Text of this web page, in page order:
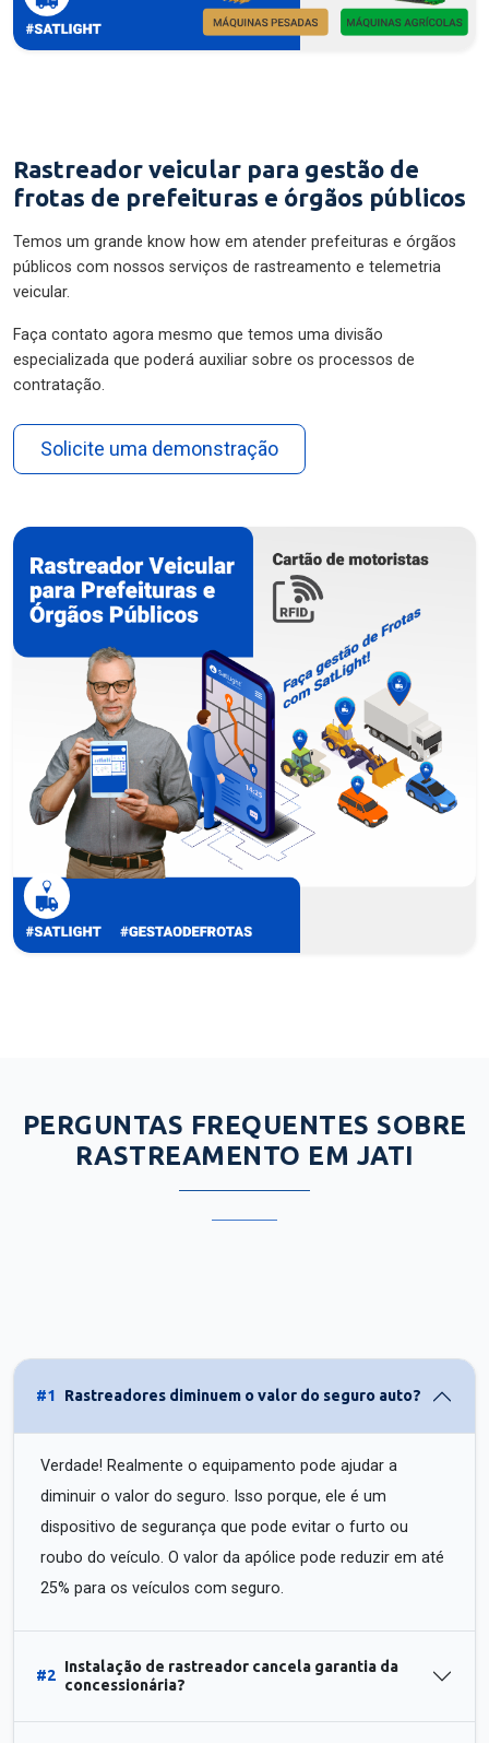
Rastreador veicular para gestão de
frotas de prefeituras e órgãos públicos
Temos um grande know how em atender prefeituras e órgãos
públicos com nossos serviços de rastreamento e telemetria
veicular.
Faça contato agora mesmo que temos uma divisão
especializada que poderá auxiliar sobre os processos de
contratação.
Solicite uma demonstração
PERGUNTAS FREQUENTES SOBRE
RASTREAMENTO EM JATI
#1 Rastreadores diminuem o valor do seguro auto?
Verdade! Realmente o equipamento pode ajudar a
diminuir o valor do seguro. Isso porque, ele é um
dispositivo de segurança que pode evitar o furto ou
roubo do veículo. O valor da apólice pode reduzir em até
25% para os veículos com seguro.
#2
Instalação de rastreador cancela garantia da
concessionária?